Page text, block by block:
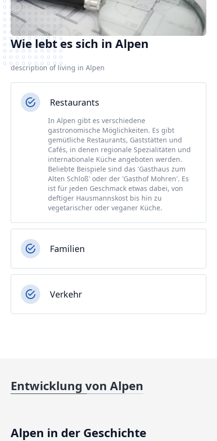
Wie lebt es sich in Alpen
description of living in Alpen
Restaurants
In Alpen gibt es verschiedene
gastronomische Möglichkeiten. Es gibt
gemütliche Restaurants, Gaststätten und
Cafés, in denen regionale Spezialitäten und
internationale Küche angeboten werden.
Beliebte Beispiele sind das 'Gasthaus zum
Alten Schloß' oder der 'Gasthof Mohren'. Es
ist für jeden Geschmack etwas dabei, von
deftiger Hausmannskost bis hin zu
vegetarischer oder veganer Küche.
Familien
Verkehr
Entwicklung von Alpen
Alpen in der Geschichte